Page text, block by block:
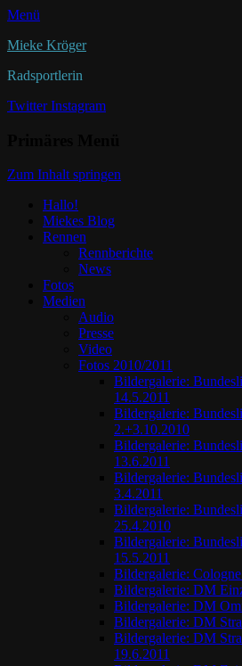
Menü
Mieke Kröger
Radsportlerin
Twitter Instagram
Zum Inhalt springen
Hallo!
Miekes Blog
Rennen
Rennberichte
News
Fotos
Medien
Audio
Presse
Video
Fotos 2010/2011
Bildergalerie:
14.5.2011
Bildergalerie:
2.+3.10.2010
Bildergalerie:
13.6.2011
Bildergalerie:
3.4.2011
Bildergalerie:
25.4.2010
Bildergalerie:
15.5.2011
Bildergalerie:
Bildergalerie: DM
Bildergalerie: DM
Bildergalerie: DM
Bildergalerie: DM
19.6.2011